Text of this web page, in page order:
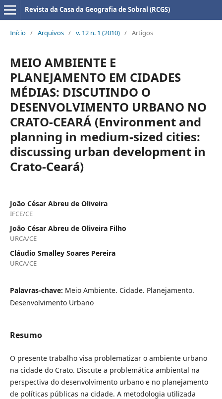
Revista da Casa da Geografia de Sobral (RCGS)
Início / Arquivos / v. 12 n. 1 (2010) / Artigos
MEIO AMBIENTE E
PLANEJAMENTO EM CIDADES
MÉDIAS: DISCUTINDO O
DESENVOLVIMENTO URBANO NO
CRATO-CEARÁ (Environment and
planning in medium-sized cities:
discussing urban development in
Crato-Ceará)
João César Abreu de Oliveira
IFCE/CE
João César Abreu de Oliveira Filho
URCA/CE
Cláudio Smalley Soares Pereira
URCA/CE
Palavras-chave: Meio Ambiente. Cidade. Planejamento.
Desenvolvimento Urbano
Resumo
O presente trabalho visa problematizar o ambiente urbano
na cidade do Crato. Discute a problemática ambiental na
perspectiva do desenvolvimento urbano e no planejamento
de políticas públicas na cidade. A metodologia utilizada